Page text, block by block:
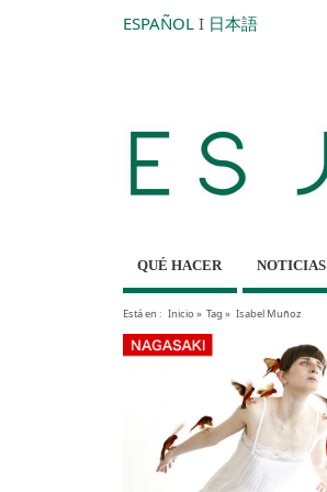
ESPAÑOL I 日本語
QUÉ HACER NOTICIAS
Está en : Inicio» Tag » Isabel Muñoz